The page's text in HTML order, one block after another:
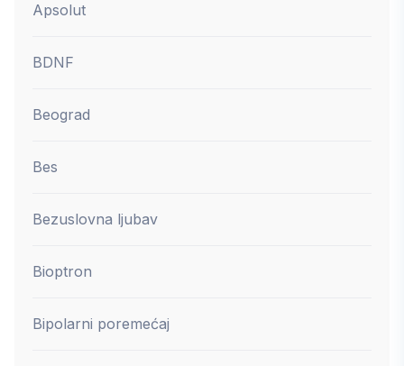
Apsolut
BDNF
Beograd
Bes
Bezuslovna ljubav
Bioptron
Bipolarni poremećaj